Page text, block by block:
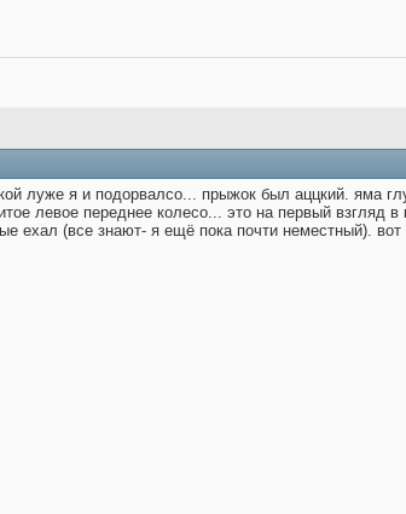
луже я и подорвалсо... прыжок был аццкий. яма
левое переднее колесо... это на первый взгляд
ехал (все знают- я ещё пока почти неместный). вот